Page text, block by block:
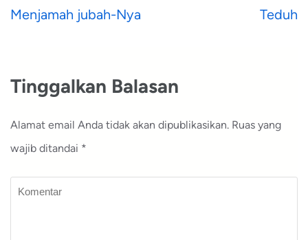
Navigasi
Menjamah jubah-Nya Teduh
Tinggalkan Balasan
Alamat email Anda tidak akan dipublikasikan. Ruas yang
wajib ditandai *
Komentar